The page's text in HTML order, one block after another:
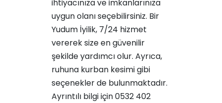
ihtiyacınıza ve imkanlarınıza
uygun olanı seçebilirsiniz. Bir
Yudum İyilik, 7/24 hizmet
vererek size en güvenilir
şekilde yardımcı olur. Ayrıca,
ruhuna kurban kesimigibi
seçenekler de bulunmaktadır.
Ayrıntılı bilgi için 0532 402